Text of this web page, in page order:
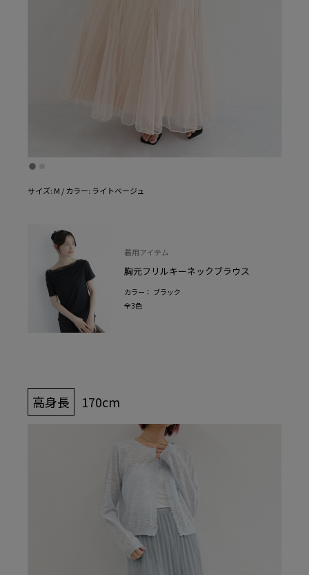
サイズ: M / カラー: ライトベージュ
着用アイテム
胸元フリルキーネックブラウス
カラー： ブラック
全3色
高身長 170cm